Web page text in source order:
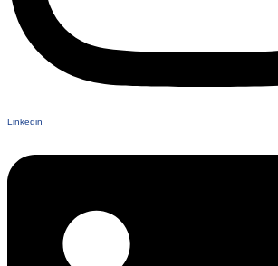
Linkedin